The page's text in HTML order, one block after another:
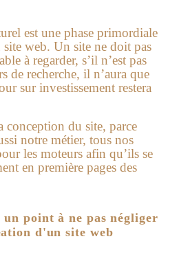
est une phase primordiale
site web. Un site ne doit pas
à regarder, s’il n’est pas
de recherche, il n’aura que
sur investissement restera
conception du site, parce
notre métier, tous nos
les moteurs afin qu’ils se
en première pages des
point à ne pas négliger
d'un site web